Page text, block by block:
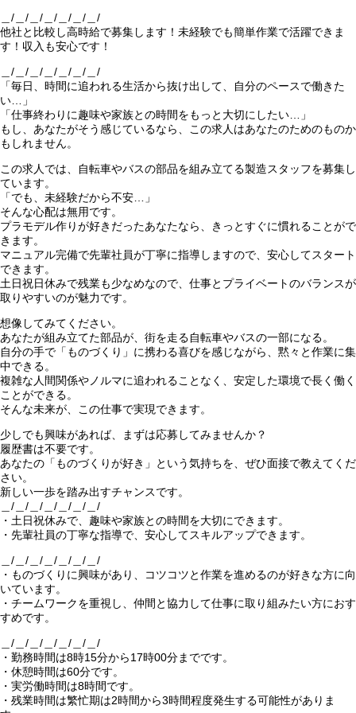
＿/＿/＿/＿/＿/＿/＿/
他社と比較し高時給で募集します！未経験でも簡単作業で活躍できま
す！収入も安心です！
＿/＿/＿/＿/＿/＿/＿/
「毎日、時間に追われる生活から抜け出して、自分のペースで働きた
い…」
「仕事終わりに趣味や家族との時間をもっと大切にしたい…」
もし、あなたがそう感じているなら、この求人はあなたのためのものか
もしれません。
この求人では、自転車やバスの部品を組み立てる製造スタッフを募集し
ています。
「でも、未経験だから不安…」
そんな心配は無用です。
プラモデル作りが好きだったあなたなら、きっとすぐに慣れることがで
きます。
マニュアル完備で先輩社員が丁寧に指導しますので、安心してスタート
できます。
土日祝日休みで残業も少なめなので、仕事とプライベートのバランスが
取りやすいのが魅力です。
想像してみてください。
あなたが組み立てた部品が、街を走る自転車やバスの一部になる。
自分の手で「ものづくり」に携わる喜びを感じながら、黙々と作業に集
中できる。
複雑な人間関係やノルマに追われることなく、安定した環境で長く働く
ことができる。
そんな未来が、この仕事で実現できます。
少しでも興味があれば、まずは応募してみませんか？
履歴書は不要です。
あなたの「ものづくりが好き」という気持ちを、ぜひ面接で教えてくだ
さい。
新しい一歩を踏み出すチャンスです。
＿/＿/＿/＿/＿/＿/＿/
・土日祝休みで、趣味や家族との時間を大切にできます。
・先輩社員の丁寧な指導で、安心してスキルアップできます。
＿/＿/＿/＿/＿/＿/＿/
・ものづくりに興味があり、コツコツと作業を進めるのが好きな方に向
いています。
・チームワークを重視し、仲間と協力して仕事に取り組みたい方におす
すめです。
＿/＿/＿/＿/＿/＿/＿/
・勤務時間は8時15分から17時00分までです。
・休憩時間は60分です。
・実労働時間は8時間です。
・残業時間は繁忙期は2時間から3時間程度発生する可能性がありま